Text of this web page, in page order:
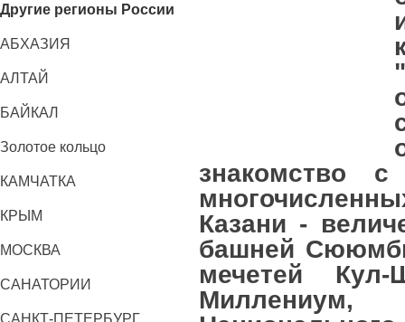
Другие регионы России
АБХАЗИЯ
АЛТАЙ
БАЙКАЛ
Золотое кольцо
КАМЧАТКА
КРЫМ
МОСКВА
САНАТОРИИ
САНКТ-ПЕТЕРБУРГ
знакомство
Казани -
башней
мечетей
Миллениум,